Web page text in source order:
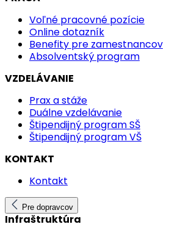
Voľné pracovné pozície
Online dotazník
Benefity pre zamestnancov
Absolventský program
VZDELÁVANIE
Prax a stáže
Duálne vzdelávanie
Štipendijný program SŠ
Štipendijný program VŠ
KONTAKT
Kontakt
Pre dopravcov
Infraštruktúra